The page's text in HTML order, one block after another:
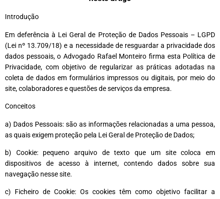
Introdução
Em deferência à Lei Geral de Proteção de Dados Pessoais – LGPD
(Lei nº 13.709/18) e a necessidade de resguardar a privacidade dos
dados pessoais, o Advogado Rafael Monteiro firma esta Política de
Privacidade, com objetivo de regularizar as práticas adotadas na
coleta de dados em formulários impressos ou digitais, por meio do
site, colaboradores e questões de serviços da empresa.
Conceitos
a) Dados Pessoais: são as informações relacionadas a uma pessoa,
as quais exigem proteção pela Lei Geral de Proteção de Dados;
b) Cookie: pequeno arquivo de texto que um site coloca em
dispositivos de acesso à internet, contendo dados sobre sua
navegação nesse site.
c) Ficheiro de Cookie: Os cookies têm como objetivo facilitar a